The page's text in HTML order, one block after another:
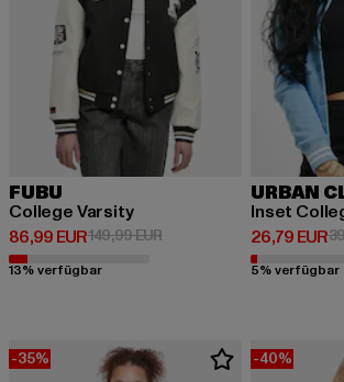
FUBU
College Varsity
86,99 EUR
Derzeitiger Preis: 86,99 EUR
149,99 EURAktionspreis: 149,99 EUR
13% verfügbar
URBAN
Inset
26,79 EUR
Derzeitiger
5% verfügbar
-35% -40%